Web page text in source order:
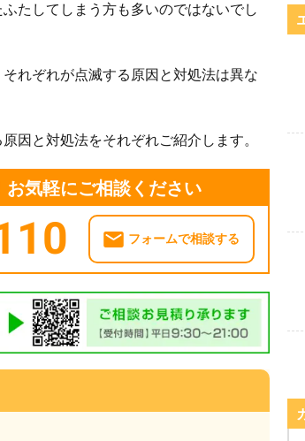
たしてしまう方も多いのではないでし
れぞれが点滅する原因と対処法は異な
因と対処法をそれぞれご紹介します。
お気軽にご相談ください
フォームで相談する